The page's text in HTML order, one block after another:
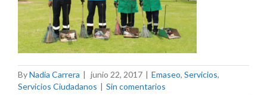
ByNadia Carrera | junio 22, 2017 | Emaseo, Servicios,
Servicios Ciudadanos | Sin comentarios